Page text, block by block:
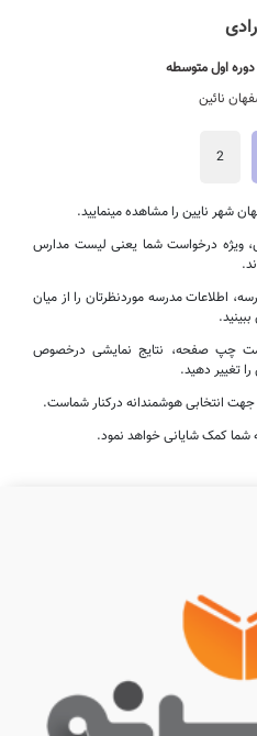
رادی
اول متوسطه
نائین
2
شهر نایین را مشاهده مینمایید.
ویژه درخواست شما یعنی لیست مدارس
اطلاعات مدرسه موردنظرتان را از میان
سمت چپ صفحه، نتایج نمایشی درخصوص
تغییر دهید.
انتخابی هوشمندانه درکنار شماست.
شما کمک شایانی خواهد نمود.